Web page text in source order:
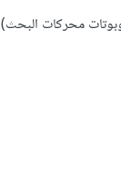
محركات